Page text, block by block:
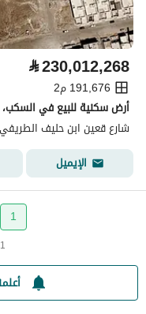
⃁230,012,268
191,676 م2
أرض سكنية للبيع في السكب،
شارع قعين ابن حليف
الإيميل
1
1 - 25 من 55 عقار